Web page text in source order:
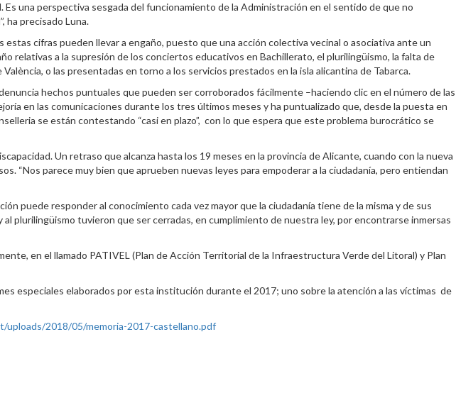
una perspectiva sesgada del funcionamiento de la Administración en el sentido de que no
ha precisado Luna.
cifras pueden llevar a engaño, puesto que una acción colectiva vecinal o asociativa ante un
relativas a la supresión de los conciertos educativos en Bachillerato, el plurilingüismo, la falta de
o las presentadas en torno a los servicios prestados en la isla alicantina de Tabarca.
hechos puntuales que pueden ser corroborados fácilmente –haciendo clic en el número de las
en las comunicaciones durante los tres últimos meses y ha puntualizado que, desde la puesta en
se están contestando “casi en plazo”, con lo que espera que este problema burocrático se
Un retraso que alcanza hasta los 19 meses en la provincia de Alicante, cuando con la nueva
“Nos parece muy bien que aprueben nuevas leyes para empoderar a la ciudadanía, pero entiendan
puede responder al conocimiento cada vez mayor que la ciudadanía tiene de la misma y de sus
plurilingüismo tuvieron que ser cerradas, en cumplimiento de nuestra ley, por encontrarse inmersas
en el llamado PATIVEL (Plan de Acción Territorial de la Infraestructura Verde del Litoral) y Plan
especiales elaborados por esta institución durante el 2017; uno sobre la atención a las víctimas de
2018/05/memoria-2017-castellano.pdf